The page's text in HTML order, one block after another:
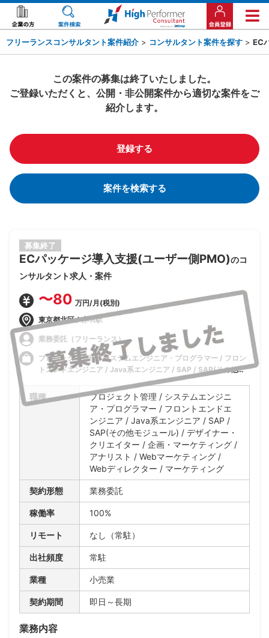
フリーランスコンサルタント案件紹介 > コンサルタント案件を探す > EC
この案件の募集は終了いたしました。
ご登録いただくと、公開・非公開案件から適切な案件をご
紹介します。
登録する
案件を検索する
募集終了
ECパッケージ導入支援(ユーザー側PMO)のコ
ンサルタント求人・案件
〜80 万円/月(税別)
東京都北区 / 赤羽駅
業務委託（フリーランス）
プロジェクト管理 / システムエンジニア・プログラマー / フロン
トエンドエンジニア / Java系エンジニア / SAP / SAP(その他モ
ジュール) / デザイナー・クリエイター / 企画・マーケティング /
アナリスト / Webマーケティング / Webディレクター / マーケテ
ィング
職種
プロジェクト管理 / システムエンジニ
ア・プログラマー / フロントエンドエ
ンジニア / Java系エンジニア / SAP /
SAP(その他モジュール) / デザイナー・
クリエイター / 企画・マーケティング /
アナリスト / Webマーケティング /
Webディレクター / マーケティング
契約形態 業務委託
稼働率 100%
リモート なし（常駐）
出社頻度 常駐
業種 小売業
契約期間 即日～長期
業務内容